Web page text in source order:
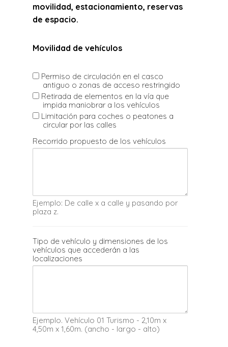
movilidad, estacionamiento, reservas
de espacio.
Movilidad de vehículos
Permiso de circulación en el casco
antiguo o zonas de acceso restringido
Retirada de elementos en la vía que
impida maniobrar a los vehículos
Limitación para coches o peatones a
circular por las calles
Recorrido propuesto de los vehículos
Ejemplo: De calle x a calle y pasando por
plaza z.
Tipo de vehículo y dimensiones de los
vehículos que accederán a las
localizaciones
Ejemplo. Vehículo 01 Turismo - 2,10m x
4,50m x 1,60m. (ancho - largo - alto)